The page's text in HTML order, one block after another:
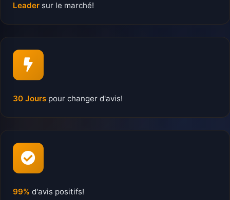
Leader sur le marché!
30 Jours pour changer d'avis!
99% d'avis positifs!